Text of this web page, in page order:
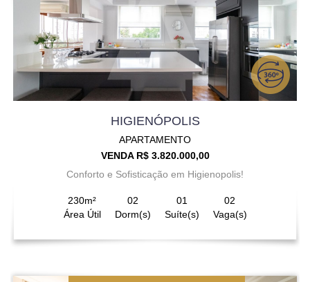
HIGIENÓPOLIS
APARTAMENTO
VENDA R$ 3.820.000,00
Conforto e Sofisticação em Higienopolis!
230m²
Área Útil
02
Dorm(s)
01
Suíte(s)
02
Vaga(s)